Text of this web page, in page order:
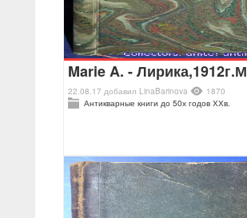
Marie A. -
22.08.17 добавил LinaBarinova
1870
Антикварные книги до 50х годов ХХв.